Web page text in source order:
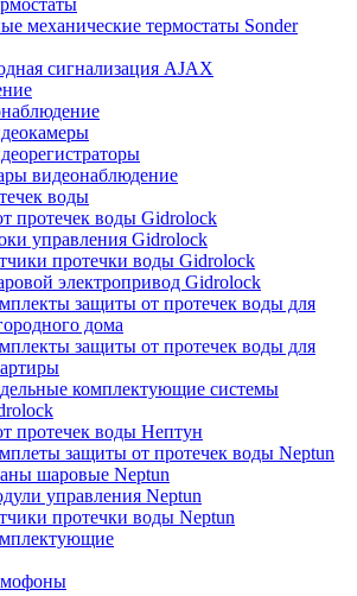
механические термостаты Sonder
сигнализация AJAX
видеонаблюдение
воды
протечек воды Gidrolock
управления Gidrolock
протечки воды Gidrolock
электропривод Gidrolock
защиты от протечек воды для
дома
защиты от протечек воды для
комплектующие системы
протечек воды Нептун
защиты от протечек воды Neptun
шаровые Neptun
управления Neptun
протечки воды Neptun